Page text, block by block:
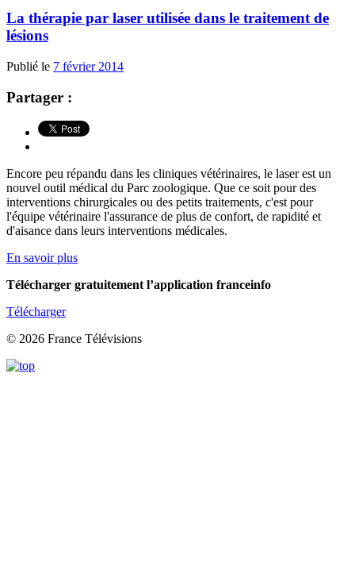
La thérapie par laser utilisée dans le traitement de
lésions
Publié le 7 février 2014
Partager :
Encore peu répandu dans les cliniques vétérinaires, le laser est un
nouvel outil médical du Parc zoologique. Que ce soit pour des
interventions chirurgicales ou des petits traitements, c'est pour
l'équipe vétérinaire l'assurance de plus de confort, de rapidité et
d'aisance dans leurs interventions médicales.
En savoir plus
Télécharger gratuitement l’application franceinfo
Télécharger
© 2026 France Télévisions